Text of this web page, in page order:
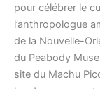
pour célébrer le
l’anthropologue
de la Nouvelle-
du Peabody
site du Machu